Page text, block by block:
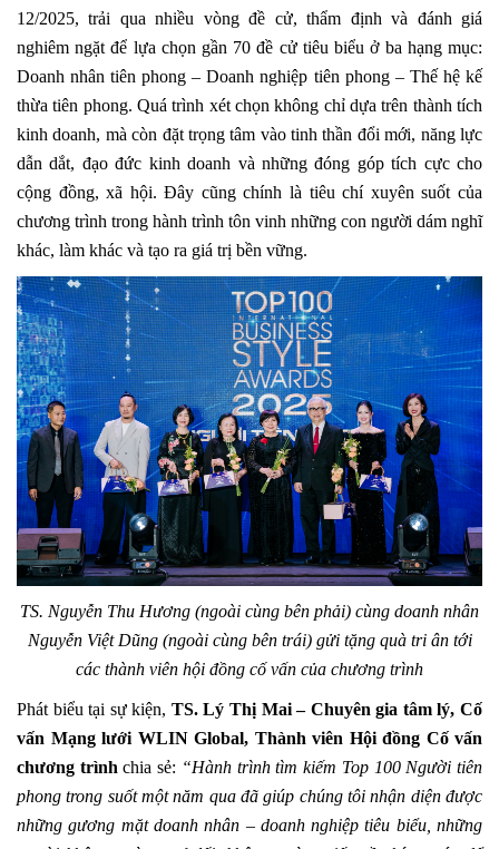
12/2025, trải qua nhiều vòng đề cử, thẩm định và đánh giá
nghiêm ngặt để lựa chọn gần 70 đề cử tiêu biểu ở ba hạng mục:
Doanh nhân tiên phong – Doanh nghiệp tiên phong – Thế hệ kế
thừa tiên phong. Quá trình xét chọn không chỉ dựa trên thành tích
kinh doanh, mà còn đặt trọng tâm vào tinh thần đổi mới, năng lực
dẫn dắt, đạo đức kinh doanh và những đóng góp tích cực cho
cộng đồng, xã hội. Đây cũng chính là tiêu chí xuyên suốt của
chương trình trong hành trình tôn vinh những con người dám nghĩ
khác, làm khác và tạo ra giá trị bền vững.
TS. Nguyễn Thu Hương (ngoài cùng bên phải) cùng doanh nhân
Nguyễn Việt Dũng (ngoài cùng bên trái) gửi tặng quà tri ân tới
các thành viên hội đồng cố vấn của chương trình
Phát biểu tại sự kiện, TS. Lý Thị Mai – Chuyên gia tâm lý, Cố
vấn Mạng lưới WLIN Global, Thành viên Hội đồng Cố vấn
chương trình chia sẻ: “Hành trình tìm kiếm Top 100 Người tiên
phong trong suốt một năm qua đã giúp chúng tôi nhận diện được
những gương mặt doanh nhân – doanh nghiệp tiêu biểu, những